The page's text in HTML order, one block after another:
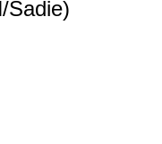
Sadie)